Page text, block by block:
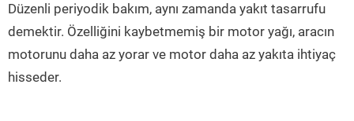
Düzenli periyodik bakım, aynı zamanda yakıt tasarrufu
demektir. Özelliğini kaybetmemiş bir motor yağı, aracın
motorunu daha az yorar ve motor daha az yakıta ihtiyaç
hisseder.